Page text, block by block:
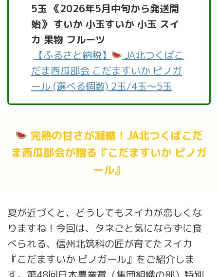
5玉 《2026年5月中旬から発送開
始》 すいか 小玉すいか 小玉 スイ
カ 果物 フルーツ
【ふるさと納税】
JA北つくばこ
だま西瓜部会 こだますいか ピノガ
ール (選べる個数) 2玉/4玉～5玉
完熟の甘さが凝縮！JA北つくばこだ
ま西瓜部会が贈る『こだますいか ピノガ
ール』
夏が近づくと、どうしてもスイカが恋しくな
りますね！今回は、タネごと気にならずに食
べられる、信州北筑科の匠が育てたスイカ
『こだますいか ピノガール』をご紹介しま